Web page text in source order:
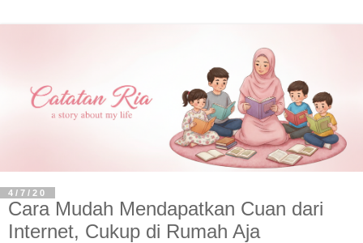
4/7/20
Cara Mudah Mendapatkan Cuan dari
Internet, Cukup di Rumah Aja